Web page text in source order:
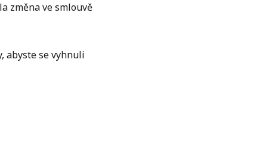
změna ve smlouvě
abyste se vyhnuli